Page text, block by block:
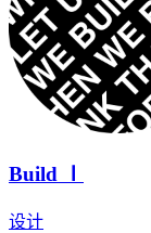
Build Ⅰ
设计